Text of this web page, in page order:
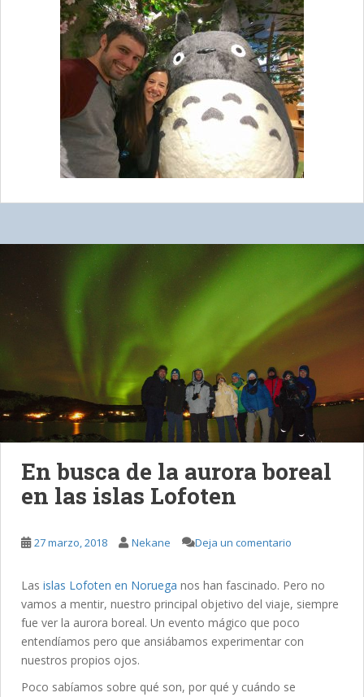
En busca de la aurora boreal
en las islas Lofoten
27 marzo, 2018 Nekane Deja un comentario
Las islas Lofoten en Noruega nos han fascinado. Pero no
vamos a mentir, nuestro principal objetivo del viaje, siempre
fue ver la aurora boreal. Un evento mágico que poco
entendíamos pero que ansiábamos experimentar con
nuestros propios ojos.
Poco sabíamos sobre qué son, por qué y cuándo se